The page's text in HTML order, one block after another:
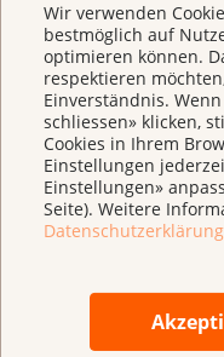
Wir verwenden
bestmöglich auf
optimieren können.
respektieren
Einverständnis.
schliessen» klicken,
Cookies in Ihrem
Einstellungen
Einstellungen»
Seite). Weitere
Datenschutzerklärung
Direkt spenden
IBAN CH 95 0900
Krebsliga Schweiz
3001 Bern